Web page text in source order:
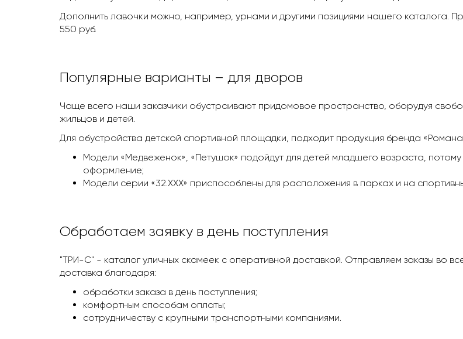
Дополнить лавочки можно, например, урнами и другими позициями нашего каталога.
550 руб.
Популярные варианты – для дворов
Чаще всего наши заказчики обустраивают придомовое пространство, оборудуя
жильцов и детей.
Для обустройства детской спортивной площадки, подходит продукция бренда
Модели «Медвеженок», «Петушок» подойдут для детей младшего возраста,
оформление;
Модели серии «32.ХХХ» приспособлены для расположения в парках и на
Обработаем заявку в день поступления
"ТРИ-С" - каталог уличных скамеек с оперативной доставкой. Отправляем заказы во
доставка благодаря:
обработки заказа в день поступления;
комфортным способам оплаты;
сотрудничеству с крупными транспортными компаниями.